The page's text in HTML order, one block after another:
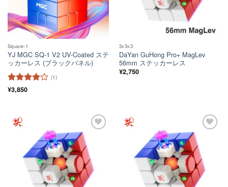
Square-1
YJ MGC SQ-1 V2 UV-Coated ステ
ッカーレス (ブラックパネル)
5段階中
(1)
¥3,850
3x3x3
DaYan GuHong Pro+ MagLev
56mm ステッカーレス
¥2,750